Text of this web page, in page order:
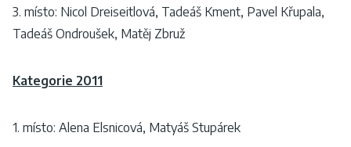
3. místo: Nicol Dreiseitlová, Tadeáš Kment, Pavel Křupala,
Tadeáš Ondroušek, Matěj Zbruž
Kategorie 2011
1. místo: Alena Elsnicová, Matyáš Stupárek